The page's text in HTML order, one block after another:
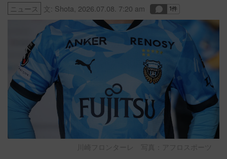
ニュース 文: Shota 2026.07.08. 7:20 am
川崎フロンターレ 写真：アフロスポーツ